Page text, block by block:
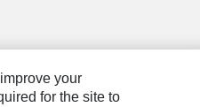
your
for the site to